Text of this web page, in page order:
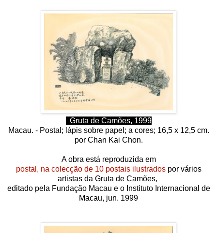
Gruta de Camões, 1999
Macau. - Postal; lápis sobre papel; a cores; 16,5 x 12,5 cm.
por Chan Kai Chon.
A obra está reproduzida em
postal, na colecção de 10 postais ilustrados por vários
artistas da Gruta de Camões,
editado pela Fundação Macau e o Instituto Internacional de
Macau, jun. 1999